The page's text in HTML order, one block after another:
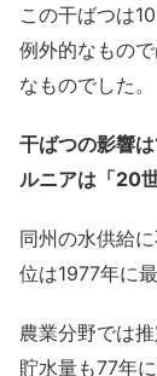
この干ばつは
例外的なもの
なものでした。
干ばつの影響
ルニアは「20
同州の水供給
位は1977年に
農業分野では
貯水量も77年